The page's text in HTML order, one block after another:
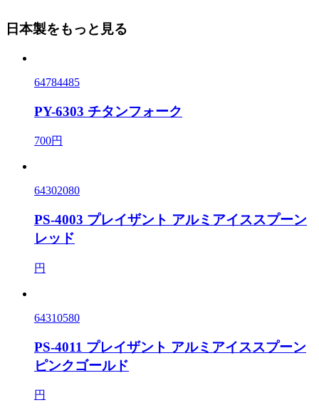
日本製をもっと見る
64784485
PY-6303 チタンフォーク
700円
64302080
PS-4003 プレイザント アルミアイススプーン
レッド
円
64310580
PS-4011 プレイザント アルミアイススプーン
ピンクゴールド
円